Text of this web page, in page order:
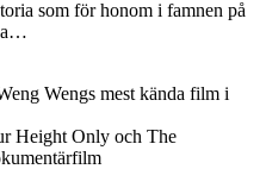
som för honom i famnen på
Wengs mest kända film i
Height Only och The